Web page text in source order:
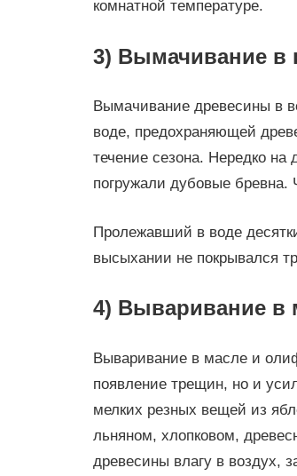
комнатной температуре.
3) Вымачивание в
Вымачивание древесины в
воде, предохраняющей
течение сезона. Нередко
погружали дубовые
Пролежавший в воде
высыхании не покрывался
4) Вываривание в
Вываривание в масле и
появление трещин, но и
мелких резных вещей из
льняном, хлопковом,
древесины влагу в воздух,